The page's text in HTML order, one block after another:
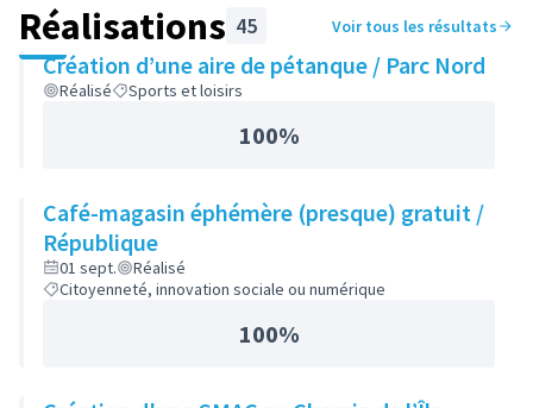
Réalisations 45 Voir tous les résultats
Création d’une aire de pétanque / Parc Nord
Réalisé Sports et loisirs
100%
Café-magasin éphémère (presque) gratuit /
République
01 sept.
Réalisé
Citoyenneté, innovation sociale ou numérique
100%